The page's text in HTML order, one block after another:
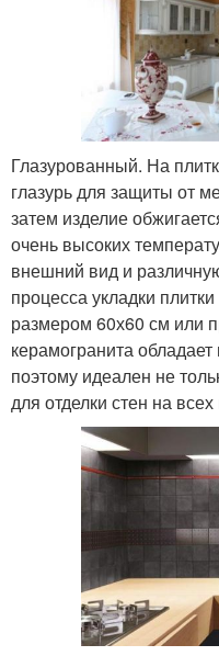
Глазурованный. На
глазурь для защиты от
затем изделие
очень высоких
внешний вид и
процесса укладки
размером 60х60 см или
керамогранита
поэтому идеален не
для отделки стен на